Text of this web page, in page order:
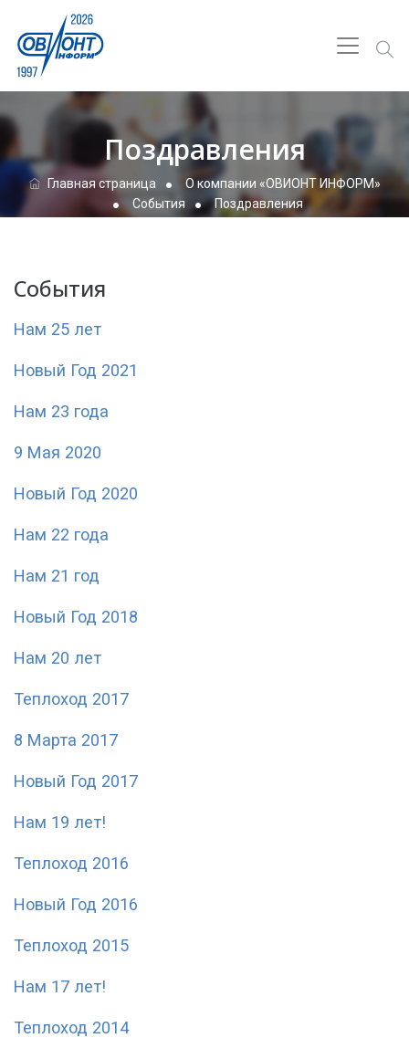
Поздравления
Главная страница
О компании «ОВИОНТ ИНФОРМ»
События
Поздравления
События
Нам 25 лет
Новый Год 2021
Нам 23 года
9 Мая 2020
Новый Год 2020
Нам 22 года
Нам 21 год
Новый Год 2018
Нам 20 лет
Теплоход 2017
8 Марта 2017
Новый Год 2017
Нам 19 лет!
Теплоход 2016
Новый Год 2016
Теплоход 2015
Нам 17 лет!
Теплоход 2014